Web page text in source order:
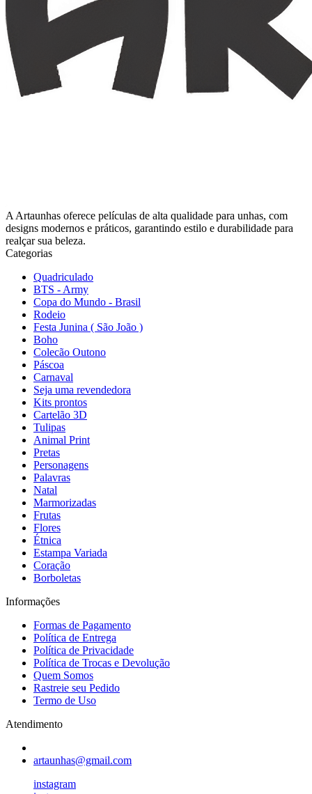
A Artaunhas oferece películas de alta qualidade para unhas, com
designs modernos e práticos, garantindo estilo e durabilidade para
realçar sua beleza.
Categorias
Quadriculado
BTS - Army
Copa do Mundo - Brasil
Rodeio
Festa Junina ( São João )
Boho
Colecão Outono
Páscoa
Carnaval
Seja uma revendedora
Kits prontos
Cartelão 3D
Tulipas
Animal Print
Pretas
Personagens
Palavras
Natal
Marmorizadas
Frutas
Flores
Étnica
Estampa Variada
Coração
Borboletas
Informações
Formas de Pagamento
Política de Entrega
Política de Privacidade
Política de Trocas e Devolução
Quem Somos
Rastreie seu Pedido
Termo de Uso
Atendimento
artaunhas@gmail.com
instagram